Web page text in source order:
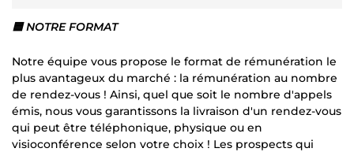
🟦 NOTRE FORMAT
Notre équipe vous propose le format de rémunération le
plus avantageux du marché : la rémunération au nombre
de rendez-vous ! Ainsi, quel que soit le nombre d'appels
émis, nous vous garantissons la livraison d'un rendez-vous
qui peut être téléphonique, physique ou en
visioconférence selon votre choix ! Les prospects qui